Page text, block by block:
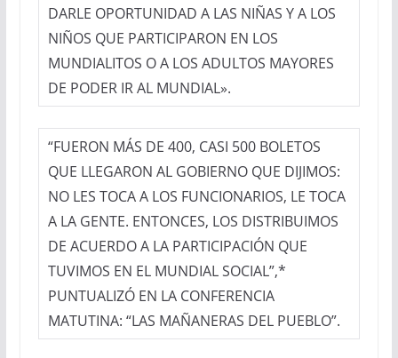
DARLE OPORTUNIDAD A LAS NIÑAS Y A LOS
NIÑOS QUE PARTICIPARON EN LOS
MUNDIALITOS O A LOS ADULTOS MAYORES
DE PODER IR AL MUNDIAL».
“FUERON MÁS DE 400, CASI 500 BOLETOS
QUE LLEGARON AL GOBIERNO QUE DIJIMOS:
NO LES TOCA A LOS FUNCIONARIOS, LE TOCA
A LA GENTE. ENTONCES, LOS DISTRIBUIMOS
DE ACUERDO A LA PARTICIPACIÓN QUE
TUVIMOS EN EL MUNDIAL SOCIAL”,*
PUNTUALIZÓ EN LA CONFERENCIA
MATUTINA: “LAS MAÑANERAS DEL PUEBLO”.